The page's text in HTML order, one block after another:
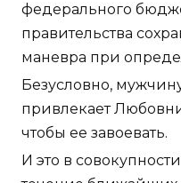
федерального
правительства
маневра при
Безусловно,
привлекает
чтобы ее завоевать.
И это в